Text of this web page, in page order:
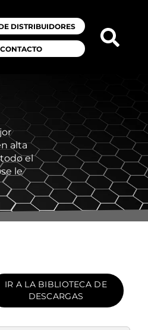
DISTRIBUIDORES
CONTACTO
alta
el
le
IR A LA BIBLIOTECA DE
DESCARGAS